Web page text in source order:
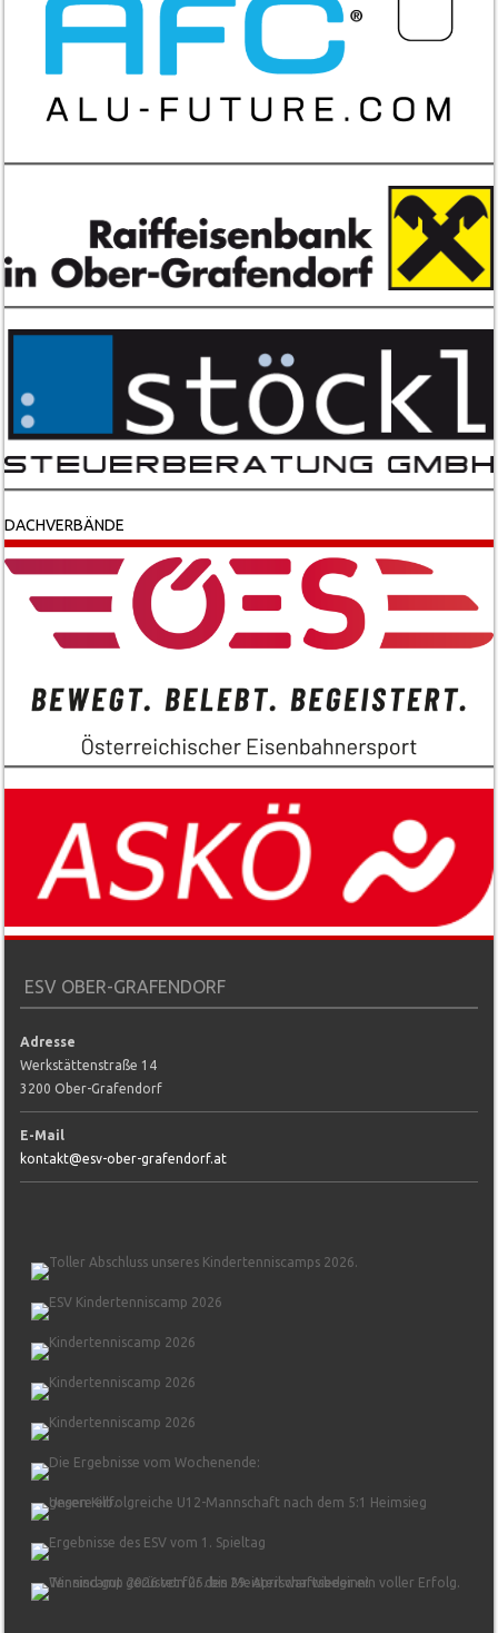
DACHVERBÄNDE
ESV OBER-GRAFENDORF
Adresse
Werkstättenstraße 14
3200 Ober-Grafendorf
E-Mail
kontakt@esv-ober-grafendorf.at